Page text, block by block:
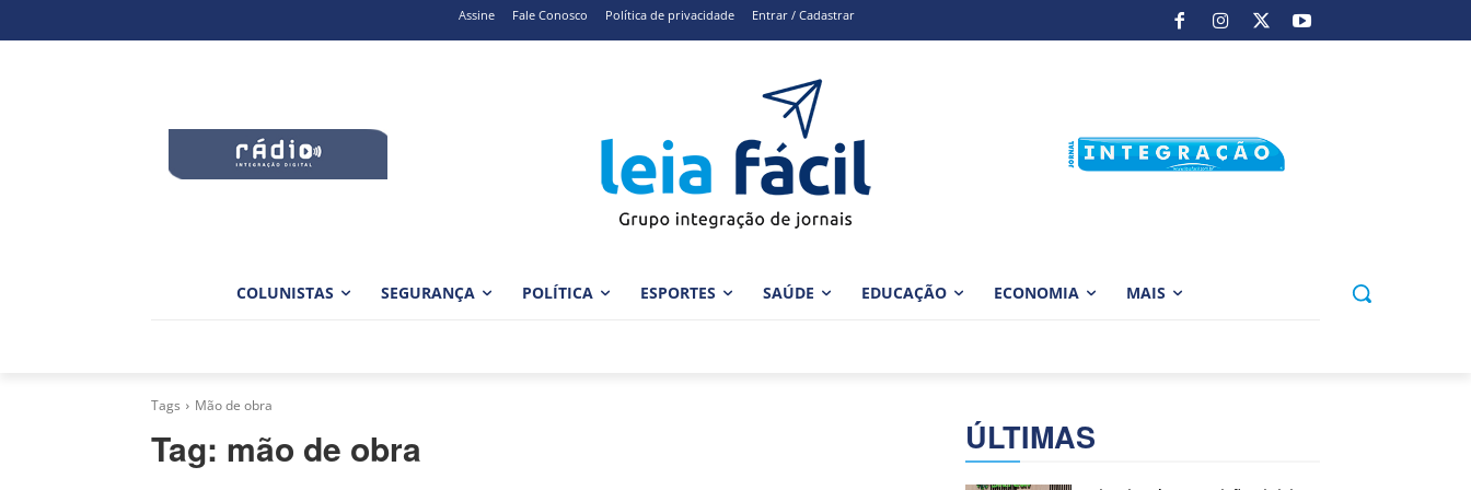
Assine Fale Conosco Política de privacidade Entrar / Cadastrar
COLUNISTAS SEGURANÇA POLÍTICA ESPORTES SAÚDE EDUCAÇÃO ECONOMIA MAIS
Tags Mão de obra
Tag: mão de obra ÚLTIMAS